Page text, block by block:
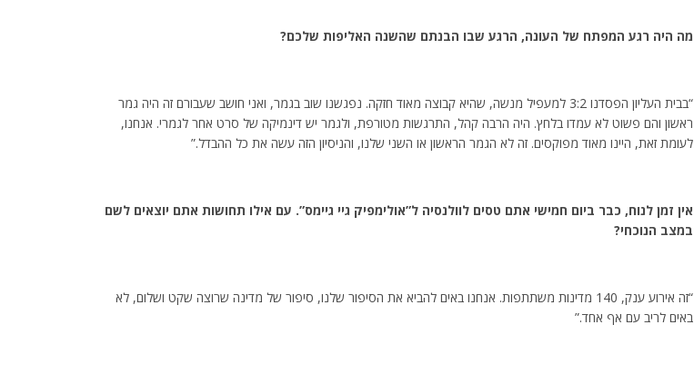
מה היה רגע המפתח של העונה, הרגע שבו הבנתם שהשנה האליפות שלכם?
“בבית העליון הפסדנו 3:2 למעפיל מנשה, שהיא קבוצה מאוד חזקה. נפגשנו שוב בגמר, ואני חושב שעבורם זה היה גמר
ראשון והם פשוט לא עמדו בלחץ. היה הרבה קהל, התרגשות מטורפת, ולגמר יש דינמיקה של סרט אחר לגמרי. אנחנו,
לעומת זאת, היינו מאוד מפוקסים. זה לא הגמר הראשון או השני שלנו, והניסיון הזה עשה את כל ההבדל.”
אין זמן לנוח, כבר ביום חמישי אתם טסים לוולנסיה ל”אולימפיק גיי גיימס”. עם אילו תחושות אתם יוצאים לשם
במצב הנוכחי?
“זה אירוע ענק, 140 מדינות משתתפות. אנחנו באים להביא את הסיפור שלנו, סיפור של מדינה שרוצה שקט ושלום, לא
באים לריב עם אף אחד.”